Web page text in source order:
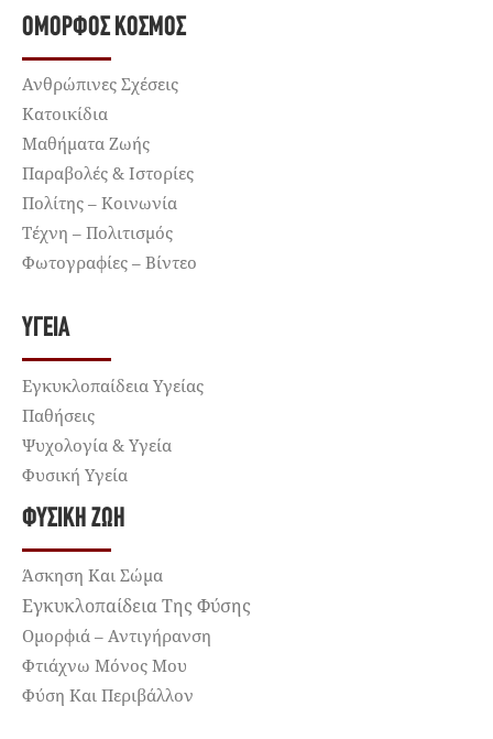
ΌΜΟΡΦΟΣ ΚΌΣΜΟΣ
Ανθρώπινες Σχέσεις
Κατοικίδια
Μαθήματα Ζωής
Παραβολές & Ιστορίες
Πολίτης – Κοινωνία
Τέχνη – Πολιτισμός
Φωτογραφίες – Βίντεο
ΥΓΕΊΑ
Εγκυκλοπαίδεια Υγείας
Παθήσεις
Ψυχολογία & Υγεία
Φυσική Υγεία
ΦΥΣΙΚΉ ΖΩΉ
Άσκηση Και Σώμα
Εγκυκλοπαίδεια Της Φύσης
Ομορφιά – Αντιγήρανση
Φτιάχνω Μόνος Μου
Φύση Και Περιβάλλον